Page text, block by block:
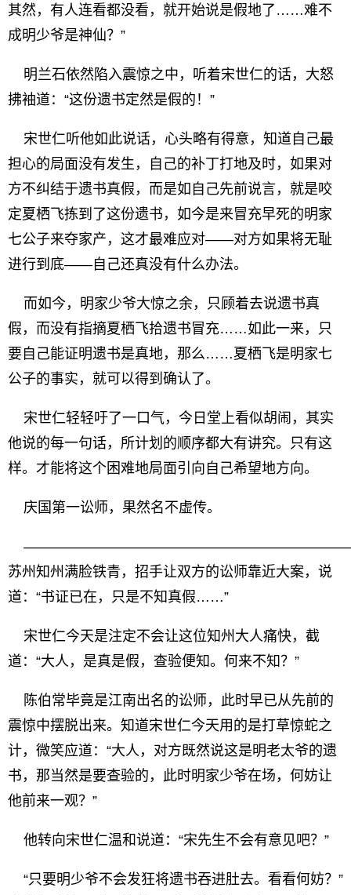
其然，有人连看都没看，就开始说是假地了……难不
成明少爷是神仙？”
明兰石依然陷入震惊之中，听着宋世仁的话，大怒
拂袖道：“这份遗书定然是假的！”
宋世仁听他如此说话，心头略有得意，知道自己最
担心的局面没有发生，自己的补丁打地及时，如果对
方不纠结于遗书真假，而是如自己先前说言，就是咬
定夏栖飞拣到了这份遗书，如今是来冒充早死的明家
七公子来夺家产，这才最难应对——对方如果将无耻
进行到底——自己还真没有什么办法。
而如今，明家少爷大惊之余，只顾着去说遗书真
假，而没有指摘夏栖飞拾遗书冒充……如此一来，只
要自己能证明遗书是真地，那么……夏栖飞是明家七
公子的事实，就可以得到确认了。
宋世仁轻轻吁了一口气，今日堂上看似胡闹，其实
他说的每一句话，所计划的顺序都大有讲究。只有这
样。才能将这个困难地局面引向自己希望地方向。
庆国第一讼师，果然名不虚传。
苏州知州满脸铁青，招手让双方的讼师靠近大案，说
道：“书证已在，只是不知真假……”
宋世仁今天是注定不会让这位知州大人痛快，截
道：“大人，是真是假，查验便知。何来不知？”
陈伯常毕竟是江南出名的讼师，此时早已从先前的
震惊中摆脱出来。知道宋世仁今天用的是打草惊蛇之
计，微笑应道：“大人，对方既然说这是明老太爷的遗
书，那当然是要查验的，此时明家少爷在场，何妨让
他前来一观？”
他转向宋世仁温和说道：“宋先生不会有意见吧？”
“只要明少爷不会发狂将遗书吞进肚去。看看何妨？”